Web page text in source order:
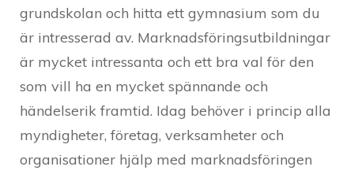
grundskolan och hitta ett gymnasium som du
är intresserad av. Marknadsföringsutbildningar
är mycket intressanta och ett bra val för den
som vill ha en mycket spännande och
händelserik framtid. Idag behöver i princip alla
myndigheter, företag, verksamheter och
organisationer hjälp med marknadsföringen